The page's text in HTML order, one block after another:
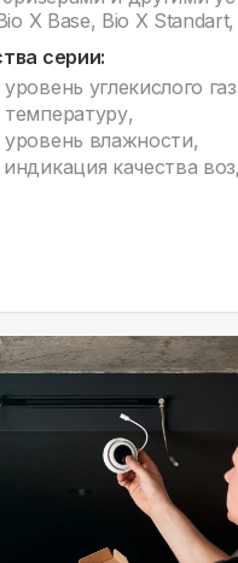
X Base, Bio X
серии:
углекислого
температуру,
уровень влажности,
качества